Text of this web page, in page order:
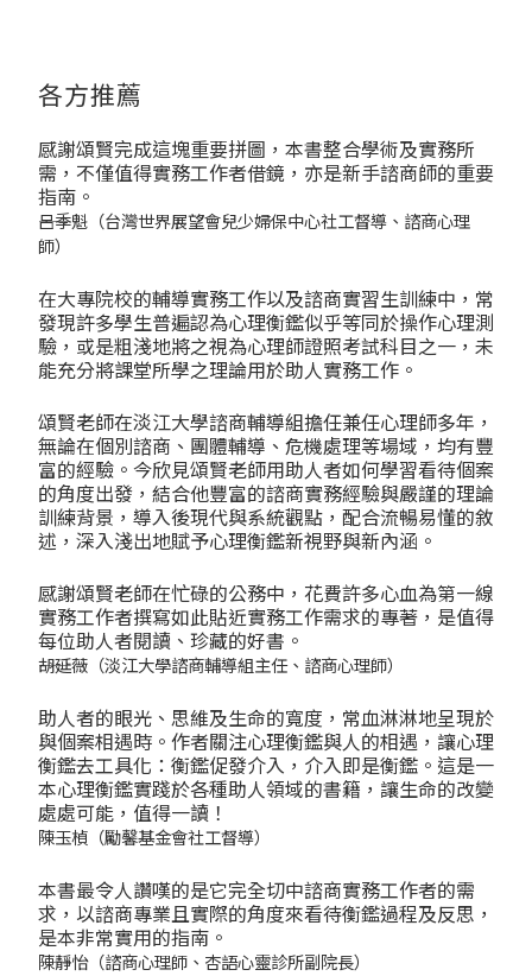
各方推薦
感謝頌賢完成這塊重要拼圖，本書整合學術及實務所
需，不僅值得實務工作者借鏡，亦是新手諮商師的重要
指南。
――呂季魁（台灣世界展望會兒少婦保中心社工督導、諮商心理
師）
在大專院校的輔導實務工作以及諮商實習生訓練中，常
發現許多學生普遍認為心理衡鑑似乎等同於操作心理測
驗，或是粗淺地將之視為心理師證照考試科目之一，未
能充分將課堂所學之理論用於助人實務工作。
頌賢老師在淡江大學諮商輔導組擔任兼任心理師多年，
無論在個別諮商、團體輔導、危機處理等場域，均有豐
富的經驗。今欣見頌賢老師用助人者如何學習看待個案
的角度出發，結合他豐富的諮商實務經驗與嚴謹的理論
訓練背景，導入後現代與系統觀點，配合流暢易懂的敘
述，深入淺出地賦予心理衡鑑新視野與新內涵。
感謝頌賢老師在忙碌的公務中，花費許多心血為第一線
實務工作者撰寫如此貼近實務工作需求的專著，是值得
每位助人者閱讀、珍藏的好書。
――胡延薇（淡江大學諮商輔導組主任、諮商心理師）
助人者的眼光、思維及生命的寬度，常血淋淋地呈現於
與個案相遇時。作者關注心理衡鑑與人的相遇，讓心理
衡鑑去工具化：衡鑑促發介入，介入即是衡鑑。這是一
本心理衡鑑實踐於各種助人領域的書籍，讓生命的改變
處處可能，值得一讀！
――陳玉楨（勵馨基金會社工督導）
本書最令人讚嘆的是它完全切中諮商實務工作者的需
求，以諮商專業且實際的角度來看待衡鑑過程及反思，
是本非常實用的指南。
――陳靜怡（諮商心理師、杏語心靈診所副院長）